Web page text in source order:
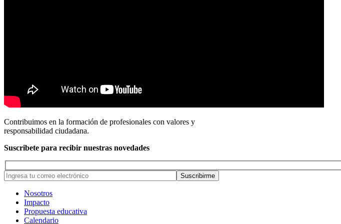
Contribuimos en la formación de profesionales con valores y
responsabilidad ciudadana.
Suscribete para recibir nuestras novedades
Nosotros
Impacto
Propuesta educativa
Calendario